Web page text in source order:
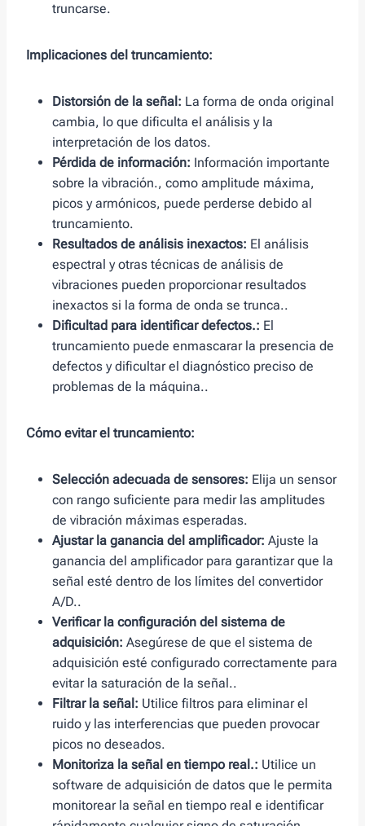
truncarse.
Implicaciones del truncamiento:
Distorsión de la señal: La forma de onda original
cambia, lo que dificulta el análisis y la
interpretación de los datos.
Pérdida de información: Información importante
sobre la vibración., como amplitude máxima,
picos y armónicos, puede perderse debido al
truncamiento.
Resultados de análisis inexactos: El análisis
espectral y otras técnicas de análisis de
vibraciones pueden proporcionar resultados
inexactos si la forma de onda se trunca..
Dificultad para identificar defectos.: El
truncamiento puede enmascarar la presencia de
defectos y dificultar el diagnóstico preciso de
problemas de la máquina..
Cómo evitar el truncamiento:
Selección adecuada de sensores: Elija un sensor
con rango suficiente para medir las amplitudes
de vibración máximas esperadas.
Ajustar la ganancia del amplificador: Ajuste la
ganancia del amplificador para garantizar que la
señal esté dentro de los límites del convertidor
A/D..
Verificar la configuración del sistema de
adquisición: Asegúrese de que el sistema de
adquisición esté configurado correctamente para
evitar la saturación de la señal..
Filtrar la señal: Utilice filtros para eliminar el
ruido y las interferencias que pueden provocar
picos no deseados.
Monitoriza la señal en tiempo real.: Utilice un
software de adquisición de datos que le permita
monitorear la señal en tiempo real e identificar